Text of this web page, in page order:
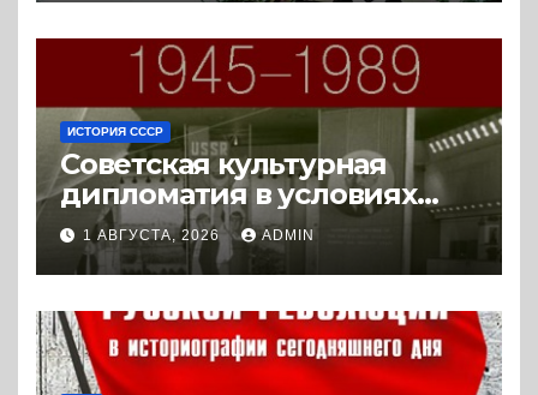
ИСТОРИЯ СССР
Советская культурная
дипломатия в условиях
Холодной войны. 1945-1989.
(2018) * Книга
1 АВГУСТА, 2026 ADMIN